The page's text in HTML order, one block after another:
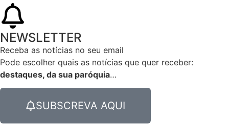
NEWSLETTER
Receba as notícias no seu email​
Pode escolher quais as notícias que quer receber:
destaques, da sua paróquia…
SUBSCREVA AQUI